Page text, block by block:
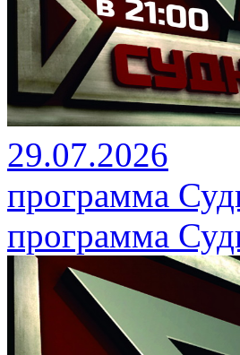
29.07.2026
программа
программа